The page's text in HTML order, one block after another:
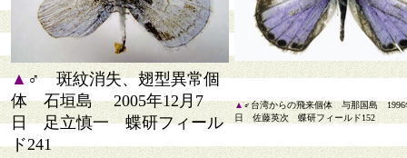
▲♂ 斑紋消失、翅型異常個
体 石垣島 2005年12月7
日 足立慎一 蝶研フィール
ド241
▲ ♂台湾からの飛来個体 与那国島 1996
日 佐藤英次 蝶研フィールド152